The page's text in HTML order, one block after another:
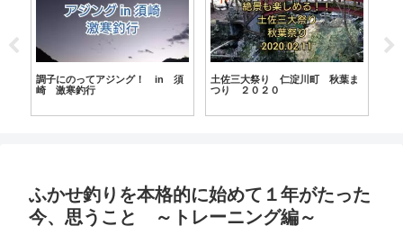
【ヌカパン】最強ヌカパン改完
成！？ しかも過去最低コスト実
【高知の釣り近況】季節の変換期
を終え、本格的な冬将軍の到来
ふかせ釣りを本格的に始めて１年がたった
今、思うこと ～トレーニング編～